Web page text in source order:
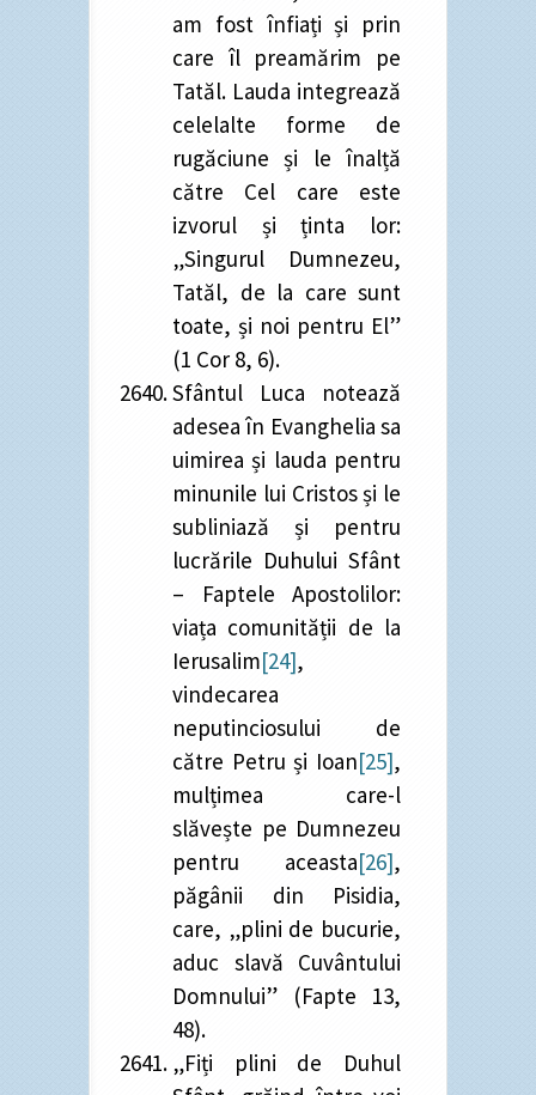
am fost înfiați și prin
care îl preamărim pe
Tatăl. Lauda integrează
celelalte forme de
rugăciune și le înalță
către Cel care este
izvorul și ținta lor:
„Singurul Dumnezeu,
Tatăl, de la care sunt
toate, și noi pentru El”
(1 Cor 8, 6).
Sfântul Luca notează
adesea în Evanghelia sa
uimirea și lauda pentru
minunile lui Cristos și le
subliniază și pentru
lucrările Duhului Sfânt
– Faptele Apostolilor:
viața comunității de la
Ierusalim[24],
vindecarea
neputinciosului de
către Petru și Ioan[25],
mulțimea care-l
slăvește pe Dumnezeu
pentru aceasta[26],
păgânii din Pisidia,
care, „plini de bucurie,
aduc slavă Cuvântului
Domnului” (Fapte 13,
48).
„Fiți plini de Duhul